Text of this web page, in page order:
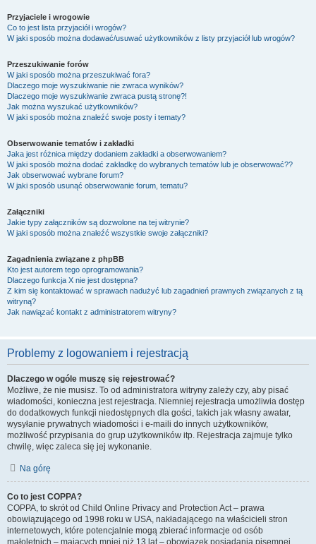
Przyjaciele i wrogowie
Co to jest lista przyjaciół i wrogów?
W jaki sposób można dodawać/usuwać użytkowników z listy przyjaciół lub wrogów?
Przeszukiwanie forów
W jaki sposób można przeszukiwać fora?
Dlaczego moje wyszukiwanie nie zwraca wyników?
Dlaczego moje wyszukiwanie zwraca pustą stronę?!
Jak można wyszukać użytkowników?
W jaki sposób można znaleźć swoje posty i tematy?
Obserwowanie tematów i zakładki
Jaka jest różnica między dodaniem zakładki a obserwowaniem?
W jaki sposób można dodać zakładkę do wybranych tematów lub je obserwować??
Jak obserwować wybrane forum?
W jaki sposób usunąć obserwowanie forum, tematu?
Załączniki
Jakie typy załączników są dozwolone na tej witrynie?
W jaki sposób można znaleźć wszystkie swoje załączniki?
Zagadnienia związane z phpBB
Kto jest autorem tego oprogramowania?
Dlaczego funkcja X nie jest dostępna?
Z kim się kontaktować w sprawach nadużyć lub zagadnień prawnych związanych z tą
witryną?
Jak nawiązać kontakt z administratorem witryny?
Problemy z logowaniem i rejestracją
Dlaczego w ogóle muszę się rejestrować?
Możliwe, że nie musisz. To od administratora witryny zależy czy, aby pisać
wiadomości, konieczna jest rejestracja. Niemniej rejestracja umożliwia dostęp
do dodatkowych funkcji niedostępnych dla gości, takich jak własny awatar,
wysyłanie prywatnych wiadomości i e-maili do innych użytkowników,
możliwość przypisania do grup użytkowników itp. Rejestracja zajmuje tylko
chwilę, więc zaleca się jej wykonanie.
Na górę
Co to jest COPPA?
COPPA, to skrót od Child Online Privacy and Protection Act – prawa
obowiązującego od 1998 roku w USA, nakładającego na właścicieli stron
internetowych, które potencjalnie mogą zbierać informacje od osób
małoletnich – mających mniej niż 13 lat – obowiązek posiadania pisemnej